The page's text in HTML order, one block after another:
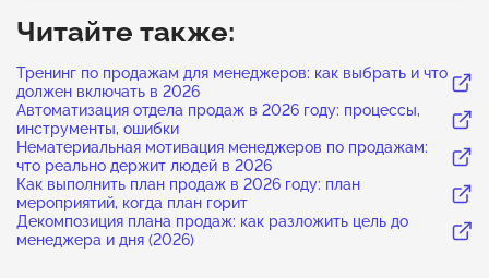
Читайте также:
Тренинг по продажам для менеджеров: как выбрать и что
должен включать в 2026
Автоматизация отдела продаж в 2026 году: процессы,
инструменты, ошибки
Нематериальная мотивация менеджеров по продажам:
что реально держит людей в 2026
Как выполнить план продаж в 2026 году: план
мероприятий, когда план горит
Декомпозиция плана продаж: как разложить цель до
менеджера и дня (2026)